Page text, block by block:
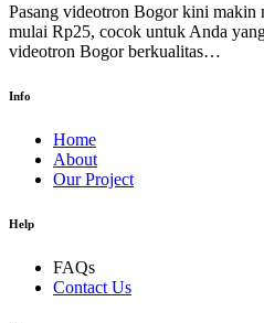
Pasang videotron Bogor kini makin
mulai Rp25, cocok untuk Anda
videotron Bogor berkualitas…
Info
Home
About
Our Project
Help
FAQs
Contact Us